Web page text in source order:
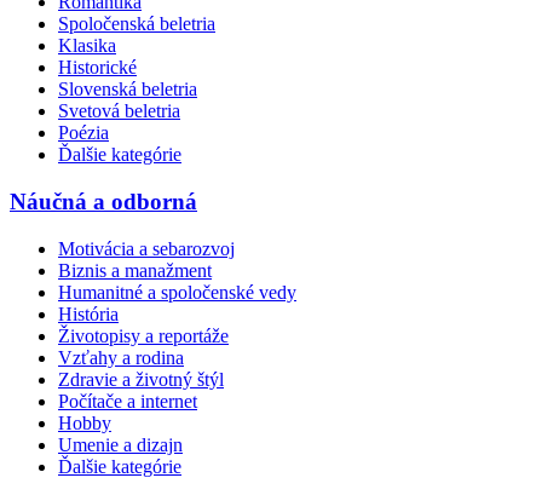
Spoločenská beletria
Klasika
Historické
Slovenská beletria
Svetová beletria
Poézia
Ďalšie kategórie
Náučná a odborná
Motivácia a sebarozvoj
Biznis a manažment
Humanitné a spoločenské vedy
História
Životopisy a reportáže
Vzťahy a rodina
Zdravie a životný štýl
Počítače a internet
Hobby
Umenie a dizajn
Ďalšie kategórie